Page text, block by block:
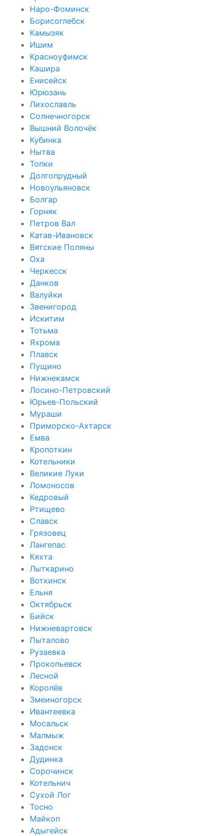
Наро-Фоминск
Борисоглебск
Камызяк
Ишим
Красноуфимск
Кашира
Енисейск
Юрюзань
Лихославль
Солнечногорск
Вышний Волочёк
Кубинка
Нытва
Топки
Долгопрудный
Новоульяновск
Болгар
Горняк
Петров Вал
Катав-Ивановск
Вятские Поляны
Оха
Черкесск
Данков
Валуйки
Звенигород
Искитим
Тотьма
Яхрома
Плавск
Пущино
Нижнекамск
Лосино-Петровский
Юрьев-Польский
Мураши
Приморско-Ахтарск
Емва
Кропоткин
Котельники
Великие Луки
Ломоносов
Кедровый
Ртищево
Славск
Грязовец
Лангепас
Кяхта
Лыткарино
Воткинск
Ельня
Октябрьск
Бийск
Нижневартовск
Пыталово
Рузаевка
Прокопьевск
Лесной
Королёв
Змеиногорск
Ивантеевка
Мосальск
Малмыж
Задонск
Дудинка
Сорочинск
Котельнич
Сухой Лог
Тосно
Майкоп
Адыгейск